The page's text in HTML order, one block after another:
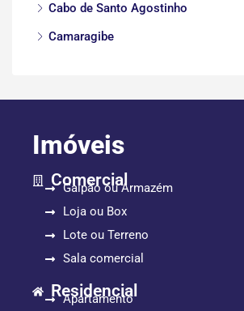
Cabo de Santo Agostinho
Camaragibe
Imóveis
Comercial
Galpão ou Armazém
Loja ou Box
Lote ou Terreno
Sala comercial
Residencial
Apartamento